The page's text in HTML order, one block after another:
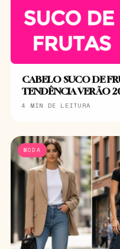
CABELO SUCO DE
TENDÊNCIA VERÃO
4 MIN DE LEITURA
MODA